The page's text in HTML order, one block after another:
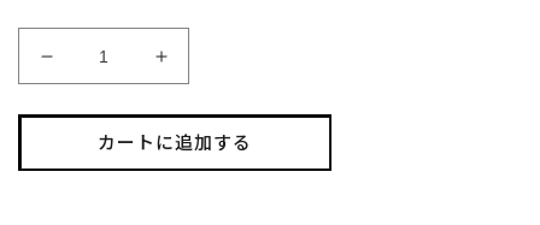
Shobbrook
Wines
/
Sunday
2017
Shobbrook
Wines
/
Sunday
2017
カートに追加する